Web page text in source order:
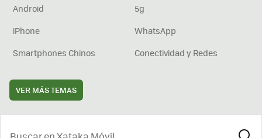
Android
5g
iPhone
WhatsApp
Smartphones Chinos
Conectividad y Redes
VER MÁS TEMAS